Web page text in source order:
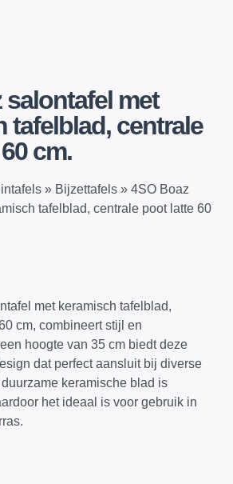
salontafel met
tafelblad, centrale
cm.
» Bijzettafels » 4SO Boaz
tafelblad, centrale poot latte 60
met keramisch tafelblad,
cm, combineert stijl en
hoogte van 35 cm biedt deze
dat perfect aansluit bij diverse
keramische blad is
het ideaal is voor gebruik in